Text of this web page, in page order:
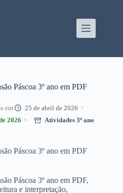
Páscoa 3º ano em PDF
25 de abril de 2026
2026
Atividades 3º ano
Páscoa 3º ano em PDF
Páscoa 3º ano em PDF,
e interpretação,